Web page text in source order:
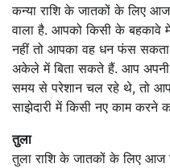
कन्या राशि के जातकों के लिए
वाला है. आपको किसी के
नहीं तो आपका वह धन फंस
अकेले में बिता सकते हैं. आप अपनी
समय से परेशान चल रहे थे, तो
साझेदारी में किसी नए काम करने
तुला
तुला राशि के जातकों के लिए आज